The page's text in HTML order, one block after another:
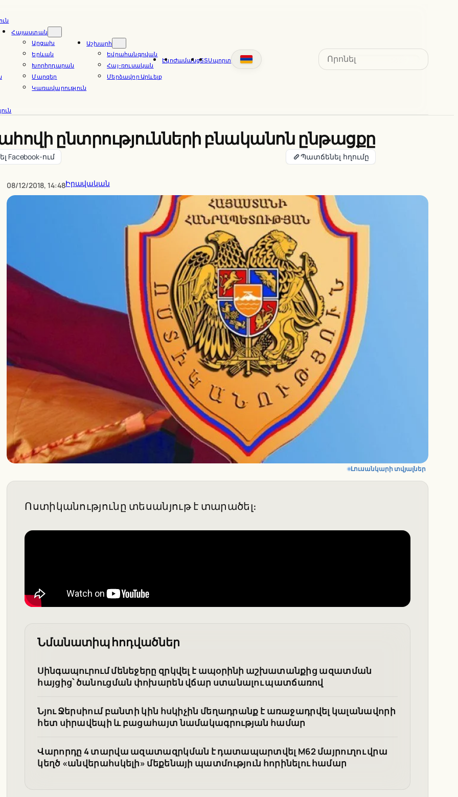
Հայաստան
Արցախ
Երևան
Խորհրդարան
Մարզեր
Կառավարություն
Աշխարհ
Եվրահանգրվան
Հայ-ռուսական
Մերձավոր Արևելք
ԷկոԺամանցՏՏՍպորտ
Search
ընտրությունների բնականոն ընթացքը
Facebook-ում Պատճենել հղումը
08/12/2018, 14:48Իրավական
Լուսանկարի տվյալներ
Ոստիկանությունը տեսանյութ է տարածել։
Նմանատիպ հոդվածներ
Սինգապուրում մենեջերը զրկվել է ապօրինի աշխատանքից ազատման
հայցից՝ ծանուցման փոխարեն վճար ստանալու պատճառով
Նյու Ջերսիում բանտի կին հսկիչին մեղադրանք է առաջադրվել կալանավորի
հետ սիրավեպի և բացահայտ նամակագրության համար
Վարորդը 4 տարվա ազատազրկման է դատապարտվել M62 մայրուղու վրա
կեղծ «անվերահսկելի» մեքենայի պատմություն հորինելու համար